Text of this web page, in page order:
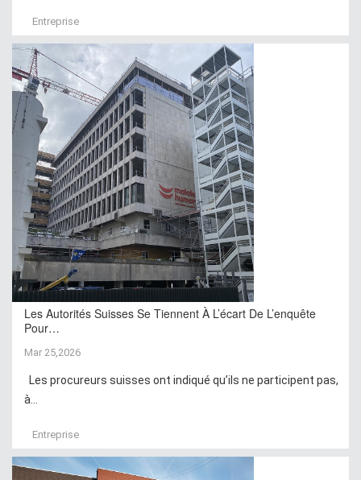
Entreprise
Les Autorités Suisses Se Tiennent À L’écart De L’enquête
Pour…
Mar 25,2026
Les procureurs suisses ont indiqué qu’ils ne participent pas,
à...
Entreprise